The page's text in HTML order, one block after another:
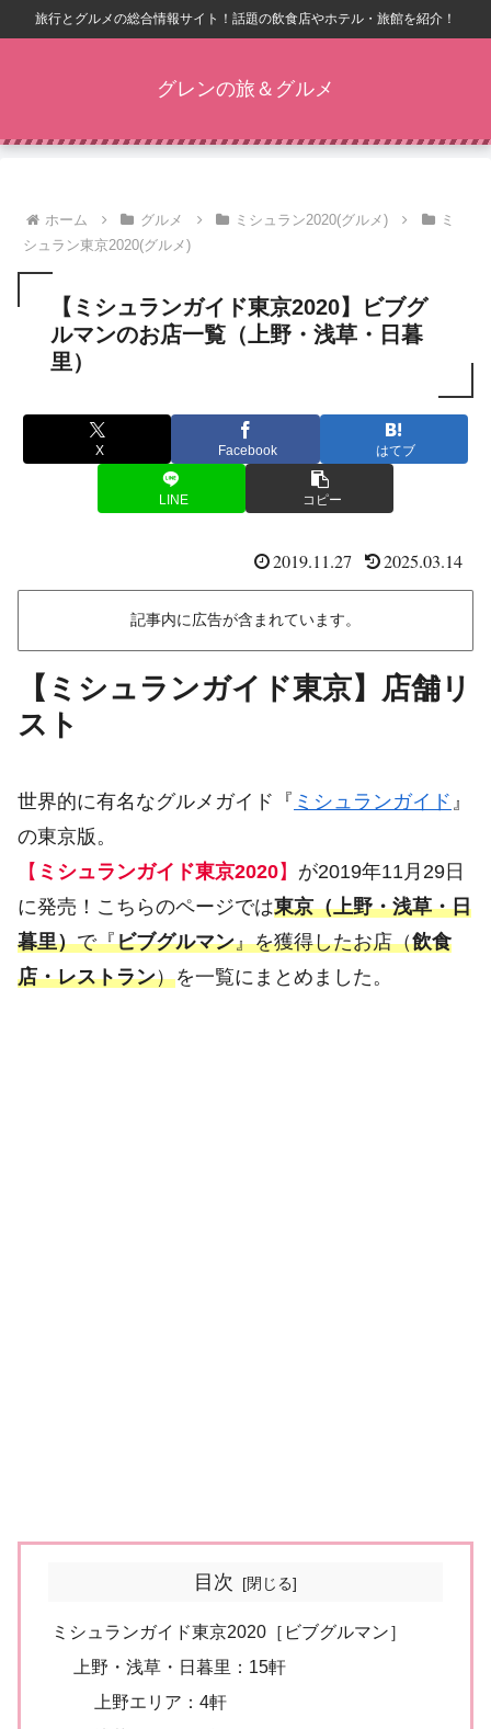
旅行とグルメの総合情報サイト！話題の飲食店やホテル・旅館を紹介！
グレンの旅＆グルメ
ホーム グルメ ミシュラン2020(グルメ)
ミ
シュラン東京2020(グルメ)
【ミシュランガイド東京2020】ビブグ
ルマンのお店一覧（上野・浅草・日暮
里）
X Facebook はてブ
LINE コピー
2019.11.27 2025.03.14
記事内に広告が含まれています。
【ミシュランガイド東京】店舗リ
スト
世界的に有名なグルメガイド『 ミシュランガイド 』
の東京版。
【 ミシュランガイド東京2020】 が2019年11月29日
に発売！こちらのページでは東京（上野・浅草・日
暮里）で『ビブグルマン』を獲得したお店（飲食
店・レストラン）を一覧にまとめました。
目次
ミシュランガイド東京2020［ビブグルマン］
上野・浅草・日暮里：15軒
上野エリア：4軒